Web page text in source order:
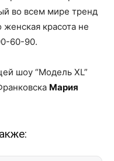
во всем мире тренд
женская красота не
60-90.
шоу “Модель XL”
Мария